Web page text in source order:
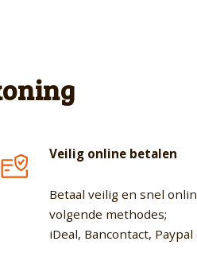
Veilig online betalen
Betaal veilig en snel
volgende methodes;
iDeal, Bancontact,